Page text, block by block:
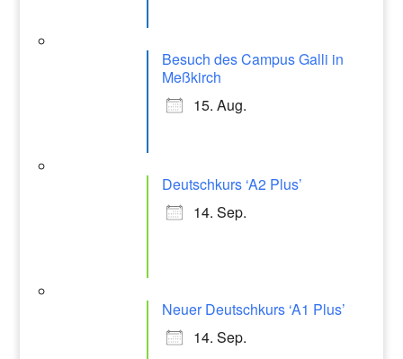
Besuch des Campus Galli in
Meßkirch
15. Aug.
Deutschkurs ‘A2 Plus’
14. Sep.
Neuer Deutschkurs ‘A1 Plus’
14. Sep.